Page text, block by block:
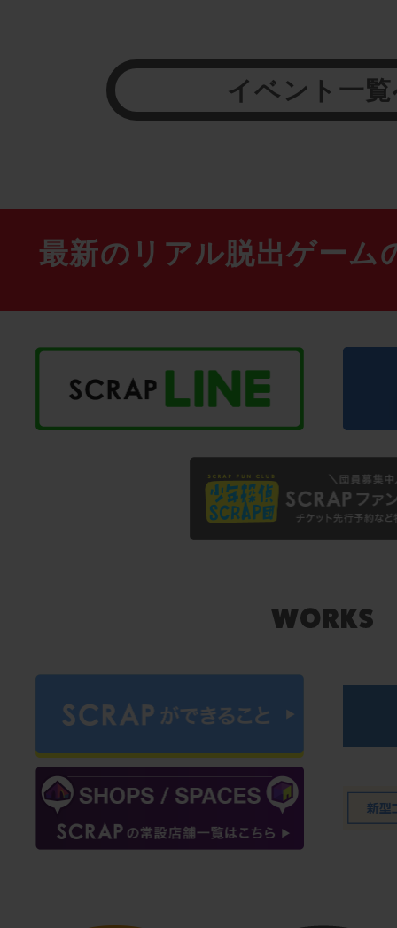
イベント一
最新のリアル脱出ゲーム